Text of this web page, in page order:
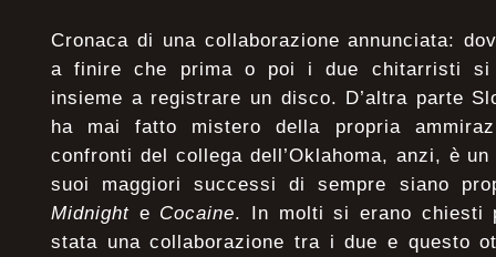
Cronaca di una collaborazione annunciata:
a finire che prima o poi i due chitarristi si
insieme a registrare un disco. D’altra parte
ha mai fatto mistero della propria
confronti del collega dell’Oklahoma, anzi, è
suoi maggiori successi di sempre siano
Midnight e Cocaine. In molti si erano chiesti
stata una collaborazione tra i due e questo